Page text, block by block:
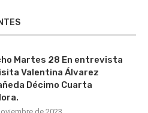
Martes 28 En entrevista
Valentina Álvarez
Décimo Cuarta